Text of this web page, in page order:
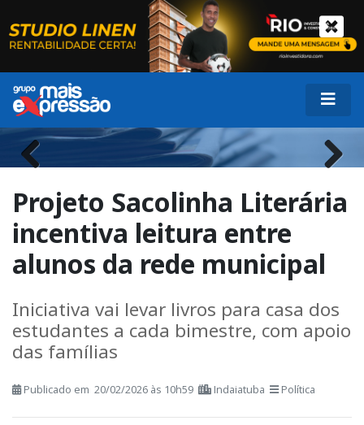
Previous Next
Projeto Sacolinha Literária
incentiva leitura entre
alunos da rede municipal
Iniciativa vai levar livros para casa dos
estudantes a cada bimestre, com apoio
das famílias